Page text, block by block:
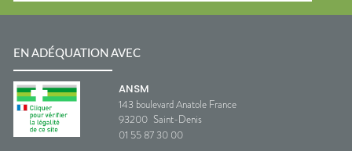
EN ADÉQUATION AVEC
ANSM
143 boulevard Anatole France
93200 Saint-Denis
01 55 87 30 00